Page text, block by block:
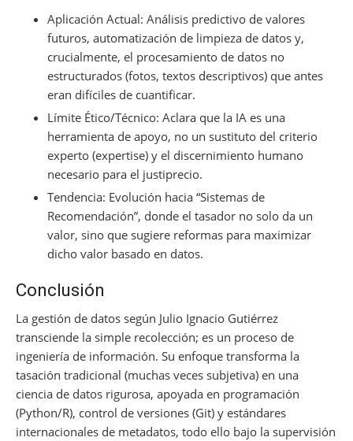
Aplicación Actual: Análisis predictivo de valores
futuros, automatización de limpieza de datos y,
crucialmente, el procesamiento de datos no
estructurados (fotos, textos descriptivos) que antes
eran difíciles de cuantificar.
Límite Ético/Técnico: Aclara que la IA es una
herramienta de apoyo, no un sustituto del criterio
experto (expertise) y el discernimiento humano
necesario para el justiprecio.
Tendencia: Evolución hacia “Sistemas de
Recomendación”, donde el tasador no solo da un
valor, sino que sugiere reformas para maximizar
dicho valor basado en datos.
Conclusión
La gestión de datos según Julio Ignacio Gutiérrez
transciende la simple recolección; es un proceso de
ingeniería de información. Su enfoque transforma la
tasación tradicional (muchas veces subjetiva) en una
ciencia de datos rigurosa, apoyada en programación
(Python/R), control de versiones (Git) y estándares
internacionales de metadatos, todo ello bajo la supervisión